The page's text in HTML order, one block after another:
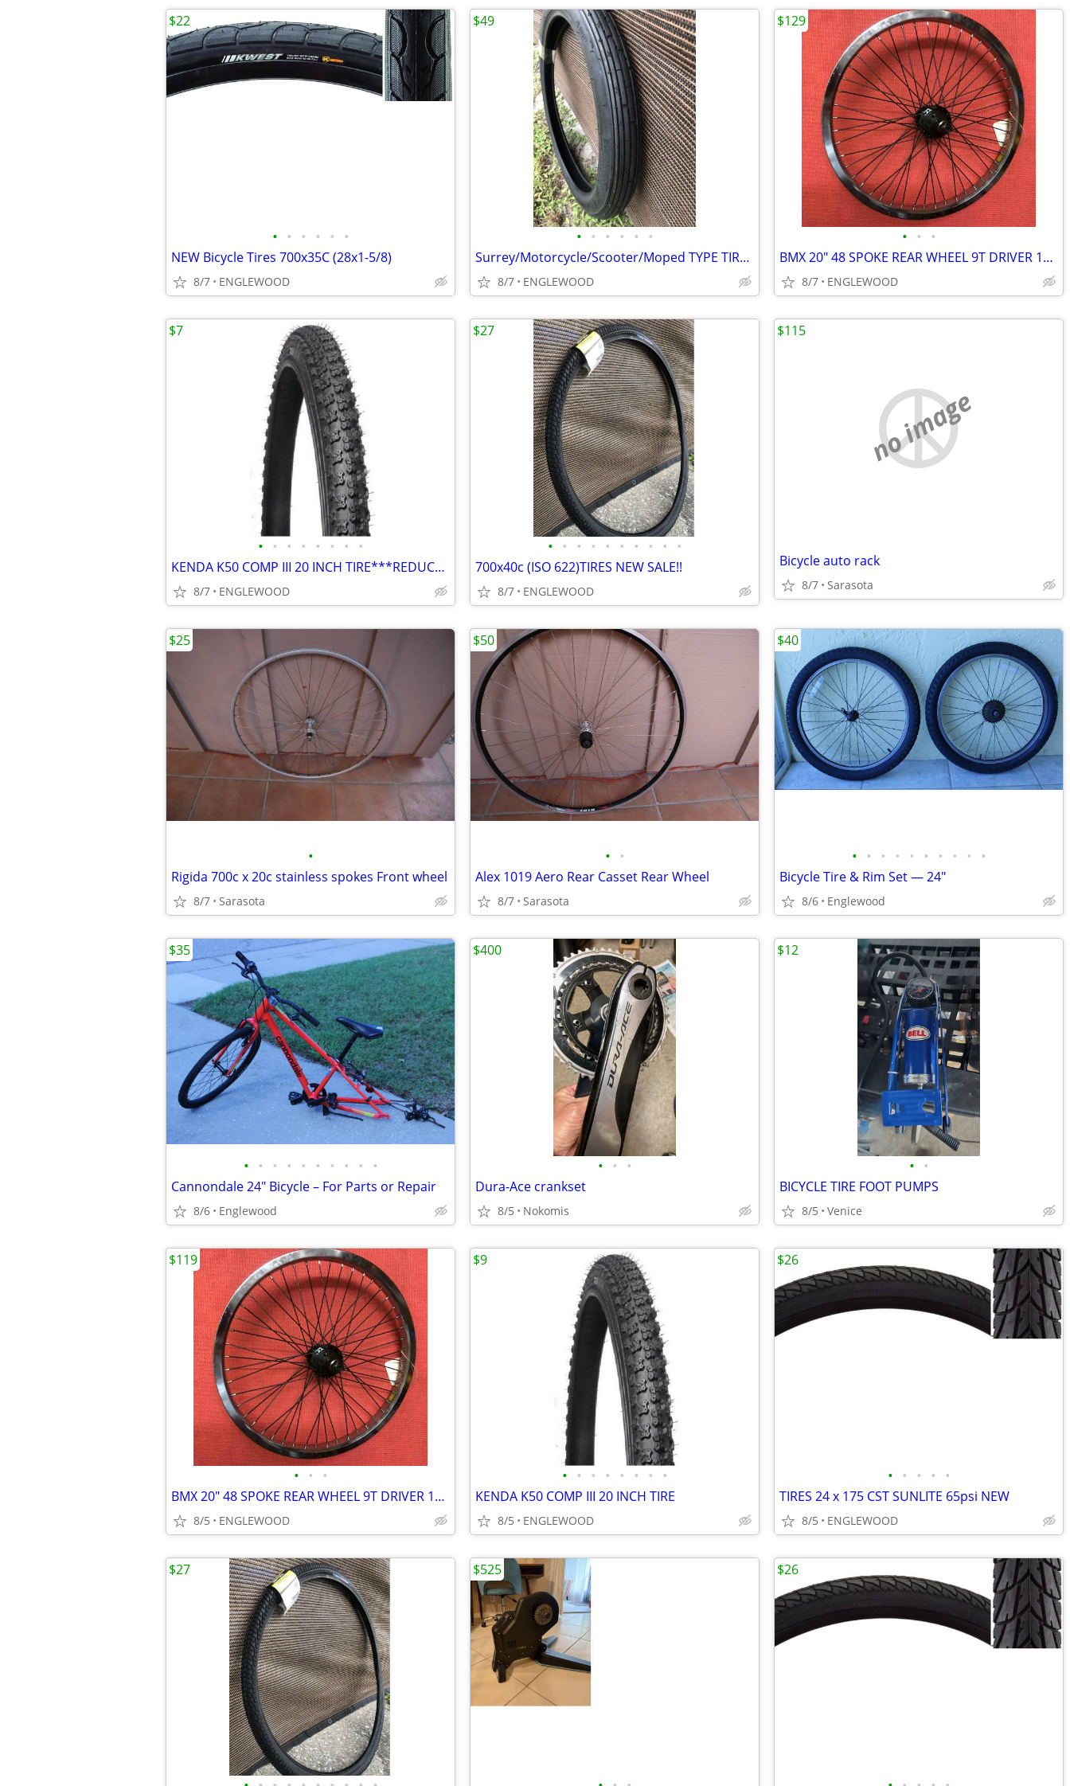
• • • • • •
NEW Bicycle Tires 700x35C (28x1-5/8)
8/7 ENGLEWOOD
$22
• • • • • •
Surrey/Motorcycle/Scooter/Moped TYPE TIRE 2.50 x 18" 40P NEW
8/7 ENGLEWOOD
$49
• • •
BMX 20" 48 SPOKE REAR WHEEL 9T DRIVER 14MM AXEL
8/7 ENGLEWOOD
$129
• • • • • • • •
KENDA K50 COMP III 20 INCH TIRE***REDUCED***
8/7 ENGLEWOOD
$7
• • • • • • • • • •
700x40c (ISO 622)TIRES NEW SALE!!
8/7 ENGLEWOOD
$27
no image
Bicycle auto rack
8/7 Sarasota
$115
•
Rigida 700c x 20c stainless spokes Front wheel
8/7 Sarasota
$25
• •
Alex 1019 Aero Rear Casset Rear Wheel
8/7 Sarasota
$50
• • • • • • • • • •
Bicycle Tire & Rim Set — 24"
8/6 Englewood
$40
• • • • • • • • • •
Cannondale 24" Bicycle – For Parts or Repair
8/6 Englewood
$35
• • •
Dura-Ace crankset
8/5 Nokomis
$400
• •
BICYCLE TIRE FOOT PUMPS
8/5 Venice
$12
• • •
BMX 20" 48 SPOKE REAR WHEEL 9T DRIVER 14MM AXEL
8/5 ENGLEWOOD
$119
• • • • • • • •
KENDA K50 COMP III 20 INCH TIRE
8/5 ENGLEWOOD
$9
• • • • •
TIRES 24 x 175 CST SUNLITE 65psi NEW
8/5 ENGLEWOOD
$26
$27 $525 $26